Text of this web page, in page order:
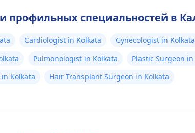
профильных специальностей в
Cardiologist in Kolkata Gynecologist in Kolkata
Pulmonologist in Kolkata Plastic Surgeon in
Kolkata
Hair Transplant Surgeon in Kolkata